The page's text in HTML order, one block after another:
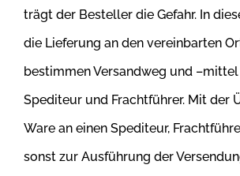
trägt der Besteller die Gefahr. In
die Lieferung an den vereinbarten
bestimmen Versandweg und
Spediteur und Frachtführer. Mit der
Ware an einen Spediteur,
sonst zur Ausführung der